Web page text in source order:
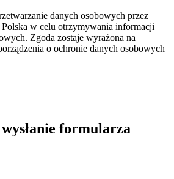
danych osobowych przez
w celu otrzymywania informacji
Zgoda zostaje wyrażona na
o ochronie danych osobowych
formularza